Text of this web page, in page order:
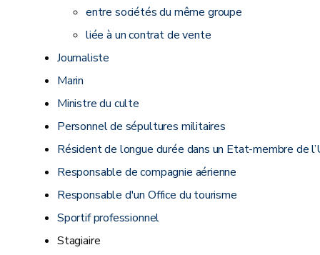
entre sociétés du même groupe
liée à un contrat de vente
Journaliste
Marin
Ministre du culte
Personnel de sépultures militaires
Résident de longue durée dans un Etat-membre de
Responsable de compagnie aérienne
Responsable d'un Office du tourisme
Sportif professionnel
Stagiaire